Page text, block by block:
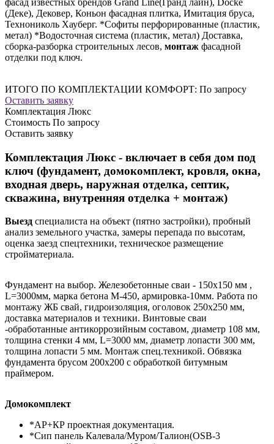
(Деке), Дековер, Коньон фасадная плитка, Имитация бруса,
Технониколь Хауберг. *Софиты перфорированные (пластик,
метал) *Водосточная система (пластик, метал) Доставка,
сборка-разборка строительных лесов, монтаж фасадной
отделки под ключ.
ИТОГО ПО КОМПЛЕКТАЦИИ КОМФОРТ: По запросу
Оставить заявку
Комплектация Люкс
Стоимость По запросу
Оставить заявку
Комплектация Люкс - включает в себя дом под
ключ (фундамент, домокомплект, кровля, окна,
входная дверь, наружная отделка, септик,
скважина, внутренняя отделка + монтаж)
Выезд специалиста на объект (пятно застройки), пробный
анализ земельного участка, замеры перепада по высотам,
оценка заезд спецтехники, техническое размещение
стройматериала.
Фундамент на выбор. Железобетонные сваи - 150х150 мм ,
L=3000мм, марка бетона М-450, армировка-10мм. Работа по
монтажу ЖБ свай, гидроизоляция, оголовок 250х250 мм,
доставка материалов и техники. Винтовые сваи
-обработанные антикоррозийным составом, диаметр 108 мм,
толщина стенки 4 мм, L=3000 мм, диаметр лопасти 300 мм,
толщина лопасти 5 мм. Монтаж спец.техникой. Обвязка
фундамента брусом 200х200 с обработкой битумным
праймером.
Домокомплект
*АР+КР проектная документация.
*Сип панель Калевала/Муром/Талион(OSB-3